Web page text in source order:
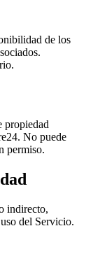
de los
propiedad
No puede
permiso.
indirecto,
del Servicio.